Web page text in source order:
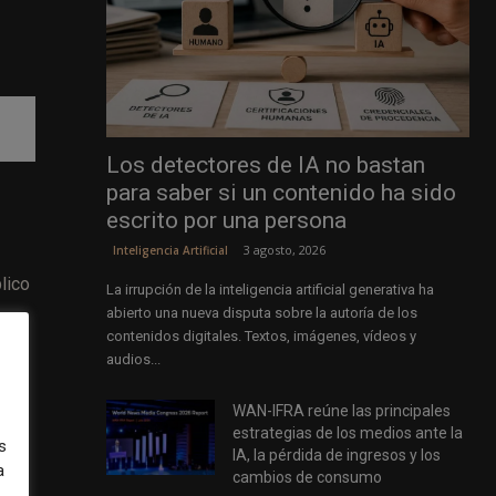
Los detectores de IA no bastan
para saber si un contenido ha sido
escrito por una persona
Inteligencia Artificial 3 agosto, 2026
La irrupción de la inteligencia artificial generativa ha
abierto una nueva disputa sobre la autoría de los
contenidos digitales. Textos, imágenes, vídeos y
audios...
WAN-IFRA reúne las principales
estrategias de los medios ante la
IA, la pérdida de ingresos y los
cambios de consumo